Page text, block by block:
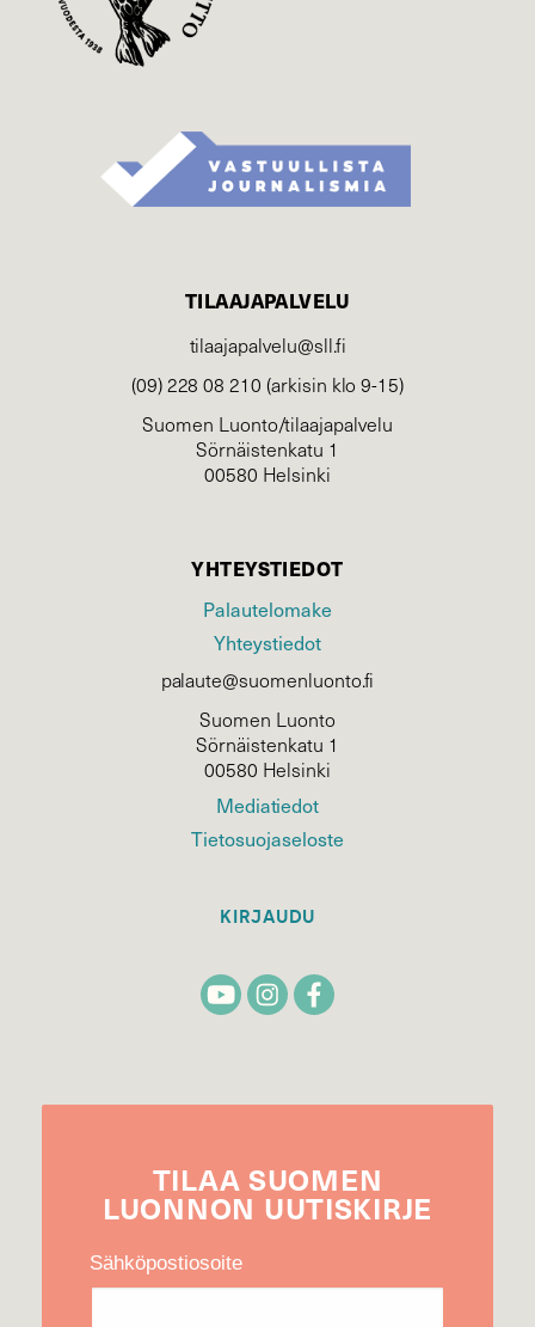
TILAAJAPALVELU
tilaajapalvelu@sll.fi
(09) 228 08 210 (arkisin klo 9-15)
Suomen Luonto/tilaajapalvelu
Sörnäistenkatu 1
00580 Helsinki
YHTEYSTIEDOT
Palautelomake
Yhteystiedot
palaute@suomenluonto.fi
Suomen Luonto
Sörnäistenkatu 1
00580 Helsinki
Mediatiedot
Tietosuojaseloste
KIRJAUDU
TILAA SUOMEN
LUONNON UUTIS­KIRJE
Sähköpostiosoite